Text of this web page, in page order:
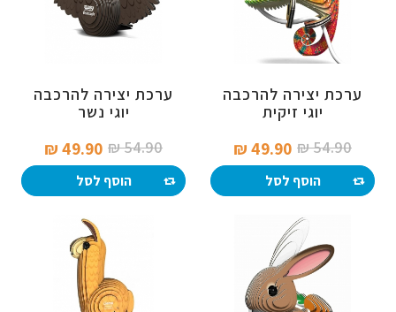
ערכת יצירה להרכבה
יוגי זיקית
54.90 ₪‎
49.90 ₪‎
הוסף לסל
ערכת יצירה להרכבה
יוגי נשר
54.90 ₪‎
49.90 ₪‎
הוסף לסל